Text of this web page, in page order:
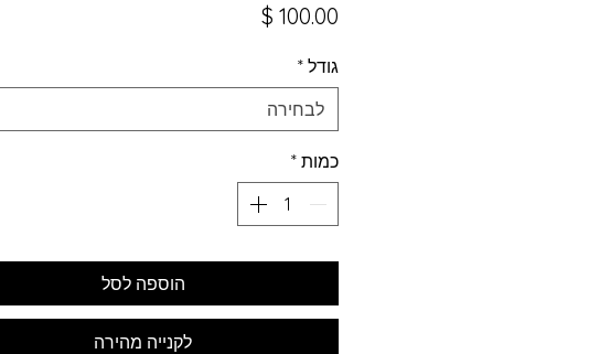
מחיר
גודל *
לבחירה
כמות *
הוספה לסל
לקנייה מהירה